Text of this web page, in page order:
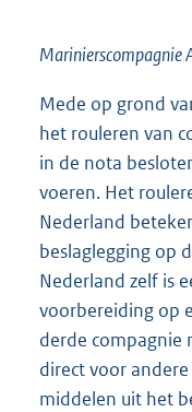
Marinierscompagnie
Mede op grond
het rouleren van
in de nota
voeren. Het
Nederland
beslaglegging op
Nederland zelf is
voorbereiding op
derde compagnie
direct voor
middelen uit het